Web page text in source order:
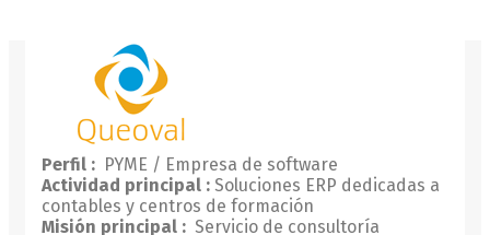
Perfil : PYME / Empresa de software
Actividad principal : Soluciones ERP dedicadas a
contables y centros de formación
Misión principal : Servicio de consultoría